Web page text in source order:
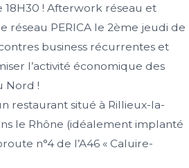
18H30 ! Afterwork réseau et
réseau PERICA le 2ème jeudi de
business récurrentes et
l’activité économique des
Nord !
restaurant situé à Rillieux-la-
le Rhône (idéalement implanté
n°4 de l’A46 « Caluire-